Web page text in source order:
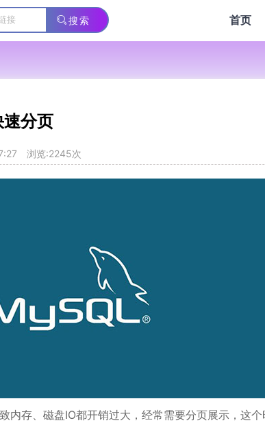
搜索 首页
分页
浏览:2245次
内存、磁盘IO都开销过大，经常需要分页展示，这